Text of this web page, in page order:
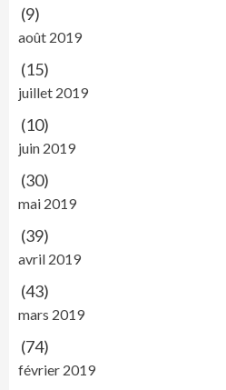
(9)
août 2019
(15)
juillet 2019
(10)
juin 2019
(30)
mai 2019
(39)
avril 2019
(43)
mars 2019
(74)
février 2019